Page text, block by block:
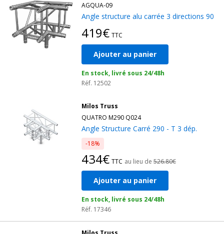
AGQUA-09
Angle structure alu carrée 3 directions 90
419€ TTC
Ajouter au panier
En stock, livré sous 24/48h
Réf. 12502
Milos Truss
QUATRO M290 Q024
Angle Structure Carré 290 - T 3 dép.
-18%
434€ TTC au lieu de 526.80€
Ajouter au panier
En stock, livré sous 24/48h
Réf. 17346